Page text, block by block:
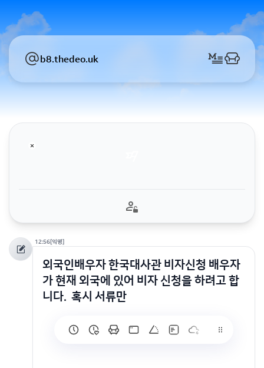
b8.thedeo.uk
12:56[익명]
외국인배우자 한국대사관 비자신청 배우자
가 현재 외국에 있어 비자 신청을 하려고 합
니다. 혹시 서류만